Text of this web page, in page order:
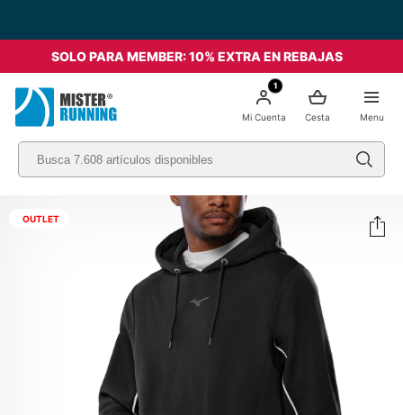
SOLO PARA MEMBER: 10% EXTRA EN REBAJAS
Menu
Cesta
1
Mi Cuenta
OUTLET